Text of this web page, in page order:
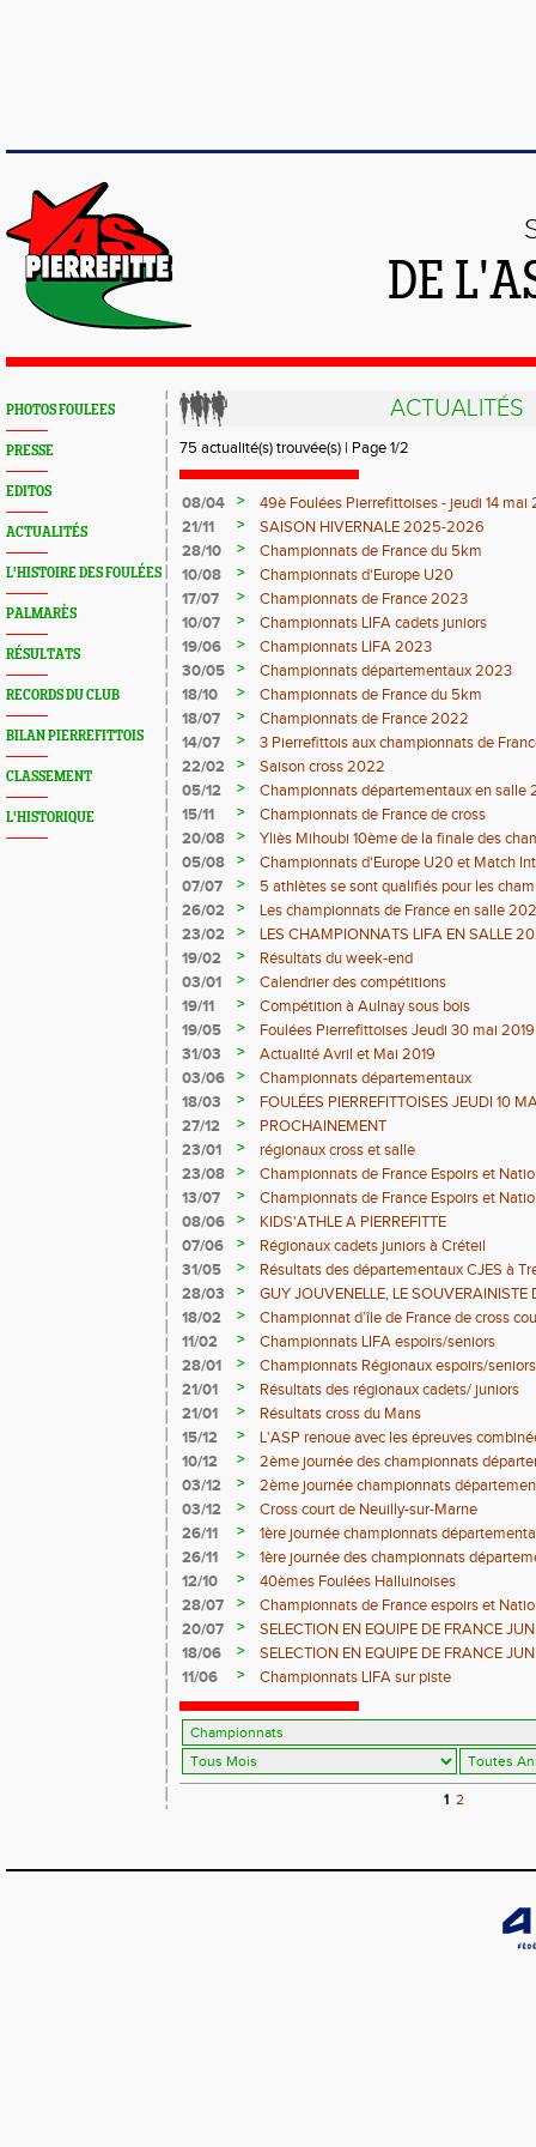
DE
PHOTOS FOULEES
PRESSE
EDITOS
ACTUALITÉS
L'HISTOIRE DES FOULÉES
PALMARÈS
RÉSULTATS
RECORDS DU CLUB
BILAN PIERREFITTOIS
CLASSEMENT
L'HISTORIQUE
ACTUALITÉS
75 actualité(s) trouvée(s) | Page 1/2
08/04 >
49è Foulées Pierrefittoises - jeudi 14
21/11
>
SAISON HIVERNALE 2025-2026
28/10
>
Championnats de France du 5km
10/08
>
Championnats d'Europe U20
17/07
>
Championnats de France 2023
10/07
>
Championnats LIFA cadets juniors
19/06
>
Championnats LIFA 2023
30/05
>
Championnats départementaux 2023
18/10
>
Championnats de France du 5km
18/07
>
Championnats de France 2022
14/07
>
3 Pierrefittois aux championnats de
22/02
>
Saison cross 2022
05/12
>
Championnats départementaux en salle
15/11
>
Championnats de France de cross
20/08
>
Yliès Mihoubi 10ème de la finale des
05/08
>
Championnats d'Europe U20 et Match
07/07
>
5 athlètes se sont qualifiés pour les
Juniors à Evry-Bondoufle du 9 Juillet au
26/02 >
Les championnats de France en salle
23/02
>
LES CHAMPIONNATS LIFA EN SALLE
19/02
>
Résultats du week-end
03/01
>
Calendrier des compétitions
19/11
>
Compétition à Aulnay sous bois
19/05
>
Foulées Pierrefittoises Jeudi 30 mai
31/03
>
Actualité Avril et Mai 2019
03/06
>
Championnats départementaux
18/03
>
FOULÉES PIERREFITTOISES JEUDI 10
sont GRATUITES"
27/12 >
PROCHAINEMENT
23/01
>
régionaux cross et salle
23/08
>
Championnats de France Espoirs et
13/07
>
Championnats de France Espoirs et
08/06
>
KIDS'ATHLE A PIERREFITTE
07/06
>
Régionaux cadets juniors à Créteil
31/05
>
Résultats des départementaux CJES à
28/03
>
GUY JOUVENELLE, LE SOUVERAINISTE
18/02
>
Championnat d’île de France de cross
11/02
>
Championnats LIFA espoirs/seniors
28/01
>
Championnats Régionaux espoirs/seniors
21/01
>
Résultats des régionaux cadets/ juniors
21/01
>
Résultats cross du Mans
15/12
>
L'ASP renoue avec les épreuves
10/12
>
2ème journée des championnats
Décembre 2015
03/12 >
2ème journée championnats
03/12
>
Cross court de Neuilly-sur-Marne
26/11
>
1ère journée championnats
26/11
>
1ère journée des championnats
novembre 2015
12/10 >
40èmes Foulées Halluinoises
28/07
>
Championnats de France espoirs et
20/07
>
SELECTION EN EQUIPE DE FRANCE
18/06
>
SELECTION EN EQUIPE DE FRANCE
11/06
> Championnats LIFA sur piste
1 2